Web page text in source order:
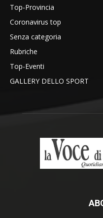
Top-Provincia
Coronavirus top
Senza categoria
Rubriche
Top-Eventi
GALLERY DELLO SPORT